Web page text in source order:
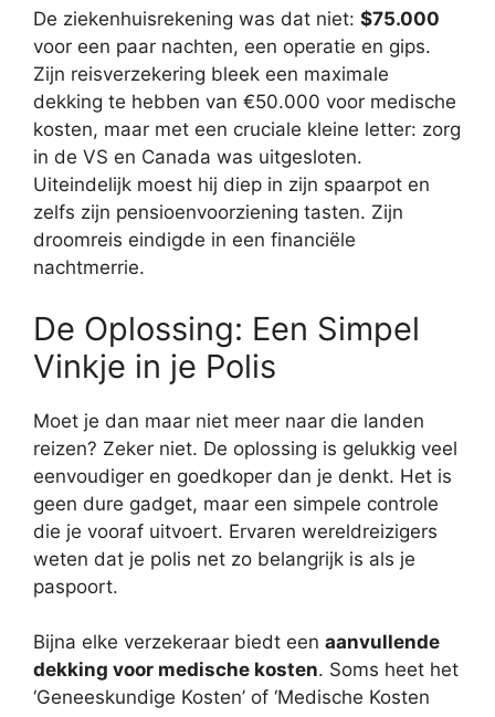
De ziekenhuisrekening was dat niet: $75.000
voor een paar nachten, een operatie en gips.
Zijn reisverzekering bleek een maximale
dekking te hebben van €50.000 voor medische
kosten, maar met een cruciale kleine letter: zorg
in de VS en Canada was uitgesloten.
Uiteindelijk moest hij diep in zijn spaarpot en
zelfs zijn pensioenvoorziening tasten. Zijn
droomreis eindigde in een financiële
nachtmerrie.
De Oplossing: Een Simpel
Vinkje in je Polis
Moet je dan maar niet meer naar die landen
reizen? Zeker niet. De oplossing is gelukkig veel
eenvoudiger en goedkoper dan je denkt. Het is
geen dure gadget, maar een simpele controle
die je vooraf uitvoert. Ervaren wereldreizigers
weten dat je polis net zo belangrijk is als je
paspoort.
Bijna elke verzekeraar biedt een aanvullende
dekking voor medische kosten. Soms heet het
‘Geneeskundige Kosten’ of ‘Medische Kosten